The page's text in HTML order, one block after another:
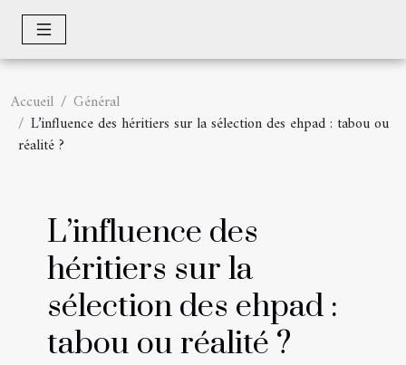
Accueil
Général
L’influence des héritiers sur la sélection des ehpad : tabou ou
réalité ?
L’influence des
héritiers sur la
sélection des ehpad :
tabou ou réalité ?